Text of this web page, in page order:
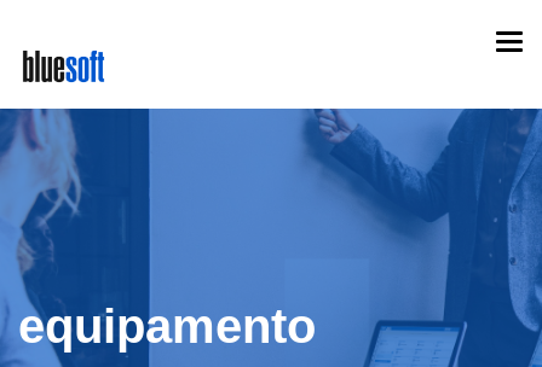
main
content
equipamento